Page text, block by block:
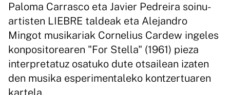
Paloma Carrasco eta Javier Pedreira soinu-
artisten LIEBRE taldeak eta Alejandro
Mingot musikariak Cornelius Cardew ingeles
konpositorearen "For Stella" (1961) pieza
interpretatuz osatuko dute otsailean izaten
den musika esperimentaleko kontzertuaren
kartela.